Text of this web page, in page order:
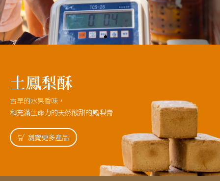
土鳳梨酥
古早的水果香味，
和充滿生命力的天然酸甜的鳳梨膏
瀏覽更多產品